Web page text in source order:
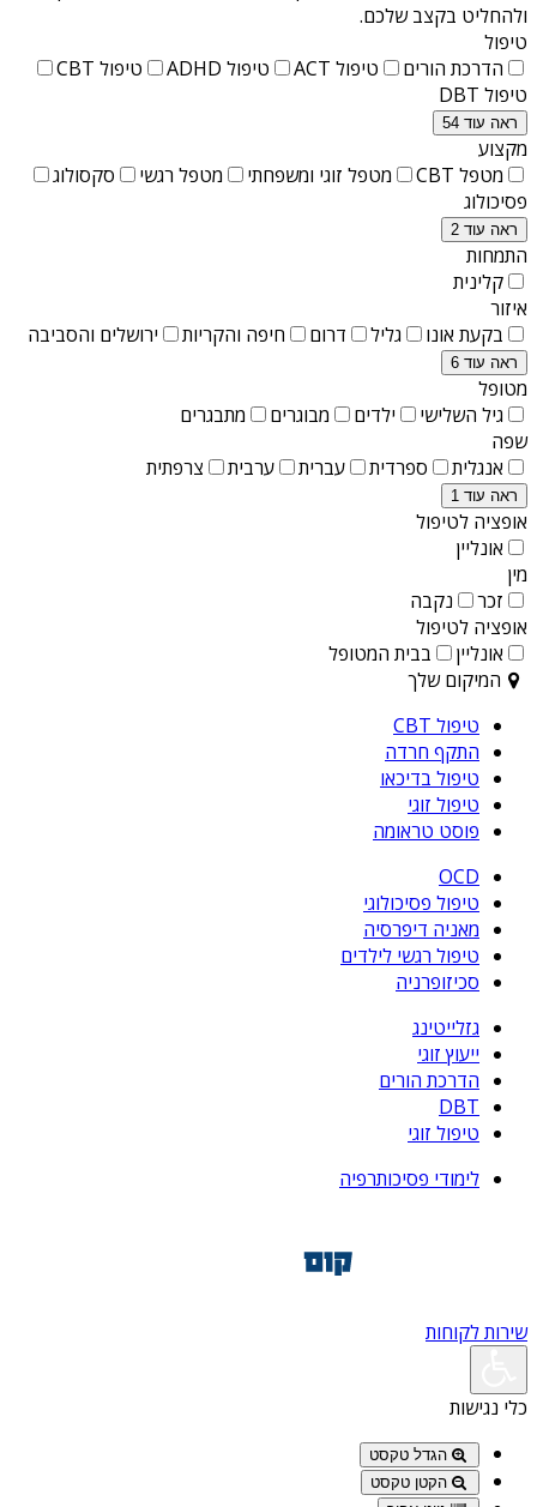
ולהחליט בקצב שלכם.
טיפול
הדרכת הורים
טיפול ACT טיפול ADHD
טיפול CBT
טיפול DBT
ראה עוד 54
מקצוע
מטפל CBT
מטפל זוגי ומשפחתי מטפל רגשי
סקסולוג
פסיכולוג
ראה עוד 2
התמחות
קלינית
איזור
בקעת אונו
גליל דרום חיפה והקריות ירושלים והסביבה
ראה עוד 6
מטופל
גיל השלישי
ילדים מבוגרים
מתבגרים
שפה
אנגלית
ספרדית עברית ערבית צרפתית
ראה עוד 1
אופציה לטיפול
אונליין
מין
זכר
נקבה
אופציה לטיפול
אונליין
בבית המטופל
המיקום שלך
טיפול CBT
התקף חרדה
טיפול בדיכאו
טיפול זוגי
פוסט טראומה
OCD
טיפול פסיכולוגי
מאניה דיפרסיה
טיפול רגשי לילדים
סכיזופרניה
גזלייטינג
ייעוץ זוגי
הדרכת הורים
DBT
טיפול זוגי
לימודי פסיכותרפיה
שירות לקוחות
כלי נגישות
הגדל טקסט
הקטן טקסט